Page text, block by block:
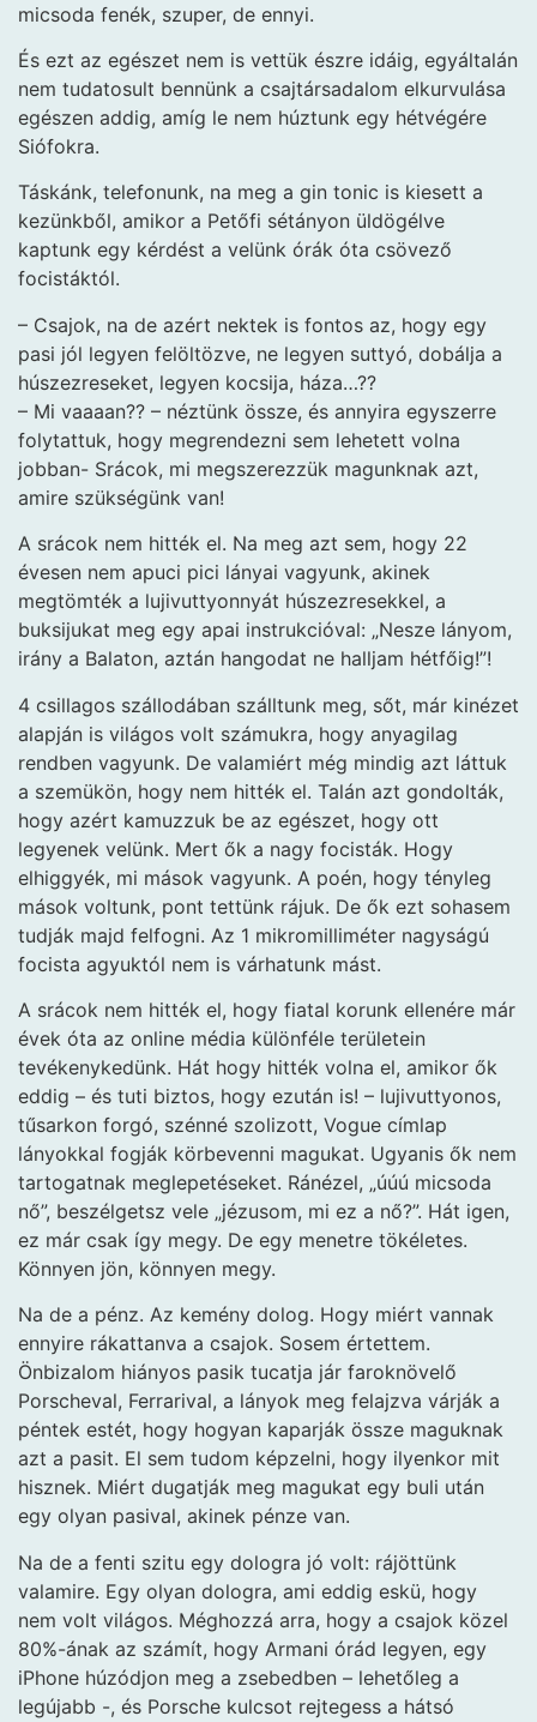
micsoda fenék, szuper, de ennyi.
És ezt az egészet nem is vettük észre idáig, egyáltalán
nem tudatosult bennünk a csajtársadalom elkurvulása
egészen addig, amíg le nem húztunk egy hétvégére
Siófokra.
Táskánk, telefonunk, na meg a gin tonic is kiesett a
kezünkből, amikor a Petőfi sétányon üldögélve
kaptunk egy kérdést a velünk órák óta csövező
focistáktól.
– Csajok, na de azért nektek is fontos az, hogy egy
pasi jól legyen felöltözve, ne legyen suttyó, dobálja a
húszezreseket, legyen kocsija, háza…??
– Mi vaaaan?? – néztünk össze, és annyira egyszerre
folytattuk, hogy megrendezni sem lehetett volna
jobban- Srácok, mi megszerezzük magunknak azt,
amire szükségünk van!
A srácok nem hitték el. Na meg azt sem, hogy 22
évesen nem apuci pici lányai vagyunk, akinek
megtömték a lujivuttyonnyát húszezresekkel, a
buksijukat meg egy apai instrukcióval: „Nesze lányom,
irány a Balaton, aztán hangodat ne halljam hétfőig!”!
4 csillagos szállodában szálltunk meg, sőt, már kinézet
alapján is világos volt számukra, hogy anyagilag
rendben vagyunk. De valamiért még mindig azt láttuk
a szemükön, hogy nem hitték el. Talán azt gondolták,
hogy azért kamuzzuk be az egészet, hogy ott
legyenek velünk. Mert ők a nagy focisták. Hogy
elhiggyék, mi mások vagyunk. A poén, hogy tényleg
mások voltunk, pont tettünk rájuk. De ők ezt sohasem
tudják majd felfogni. Az 1 mikromilliméter nagyságú
focista agyuktól nem is várhatunk mást.
A srácok nem hitték el, hogy fiatal korunk ellenére már
évek óta az online média különféle területein
tevékenykedünk. Hát hogy hitték volna el, amikor ők
eddig – és tuti biztos, hogy ezután is! – lujivuttyonos,
tűsarkon forgó, szénné szolizott, Vogue címlap
lányokkal fogják körbevenni magukat. Ugyanis ők nem
tartogatnak meglepetéseket. Ránézel, „úúú micsoda
nő”, beszélgetsz vele „jézusom, mi ez a nő?”. Hát igen,
ez már csak így megy. De egy menetre tökéletes.
Könnyen jön, könnyen megy.
Na de a pénz. Az kemény dolog. Hogy miért vannak
ennyire rákattanva a csajok. Sosem értettem.
Önbizalom hiányos pasik tucatja jár faroknövelő
Porscheval, Ferrarival, a lányok meg felajzva várják a
péntek estét, hogy hogyan kaparják össze maguknak
azt a pasit. El sem tudom képzelni, hogy ilyenkor mit
hisznek. Miért dugatják meg magukat egy buli után
egy olyan pasival, akinek pénze van.
Na de a fenti szitu egy dologra jó volt: rájöttünk
valamire. Egy olyan dologra, ami eddig eskü, hogy
nem volt világos. Méghozzá arra, hogy a csajok közel
80%-ának az számít, hogy Armani órád legyen, egy
iPhone húzódjon meg a zsebedben – lehetőleg a
legújabb -, és Porsche kulcsot rejtegess a hátsó